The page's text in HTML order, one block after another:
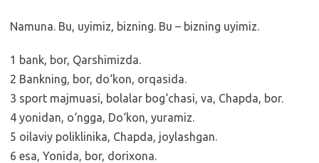
Namuna. Bu, uyimiz, bizning. Bu – bizning uyimiz.
1 bank, bor, Qarshimizda.
2 Bankning, bor, do‘kon, orqasida.
3 sport majmuasi, bolalar bog‘chasi, va, Chapda, bor.
4 yonidan, o‘ngga, Do‘kon, yuramiz.
5 oilaviy poliklinika, Chapda, joylashgan.
6 esa, Yonida, bor, dorixona.